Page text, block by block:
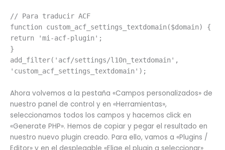
// Para traducir ACF
function custom_acf_settings_textdomain($domain) {
return 'mi-acf-plugin';
}
add_filter('acf/settings/l10n_textdomain',
'custom_acf_settings_textdomain');
Ahora volvemos a la pestaña «Campos personalizados» de
nuestro panel de control y en «Herramientas»,
seleccionamos todos los campos y hacemos click en
«Generate PHP». Hemos de copiar y pegar el resultado en
nuestro nuevo plugin creado. Para ello, vamos a «Plugins /